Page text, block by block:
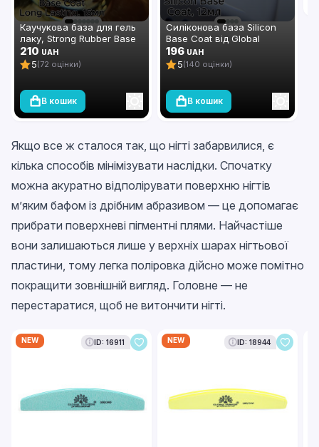
Каучукова база для гель
лаку, Strong Rubber Base
Coat Long Lasting, 15 мл,
Global Fashion
210 UAH
5(72 оцінки)
В кошик
Силіконова база Silicon
Base Coat від Global
Fashion, 12 мл
196 UAH
5(140 оцінки)
В кошик
Якщо все ж сталося так, що нігті забарвилися, є
кілька способів мінімізувати наслідки. Спочатку
можна акуратно відполірувати поверхню нігтів
м’яким бафом із дрібним абразивом — це допомагає
прибрати поверхневі пігментні плями. Найчастіше
вони залишаються лише у верхніх шарах нігтьової
пластини, тому легка поліровка дійсно може помітно
покращити зовнішній вигляд. Головне — не
перестаратися, щоб не витончити нігті.
NEW ID: 16911 NEW ID: 18944